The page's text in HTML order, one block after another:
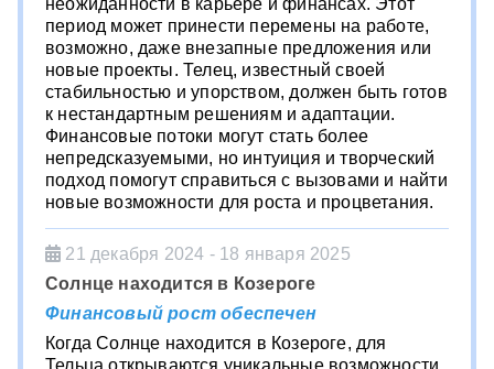
период может принести перемены на работе,
возможно, даже внезапные предложения или
новые проекты. Телец, известный своей
стабильностью и упорством, должен быть готов
к нестандартным решениям и адаптации.
Финансовые потоки могут стать более
непредсказуемыми, но интуиция и творческий
подход помогут справиться с вызовами и найти
новые возможности для роста и процветания.
21 декабря 2024 - 18 января 2025
Солнце находится в Козероге
Финансовый рост обеспечен
Когда Солнце находится в Козероге, для
Тельца открываются уникальные возможности